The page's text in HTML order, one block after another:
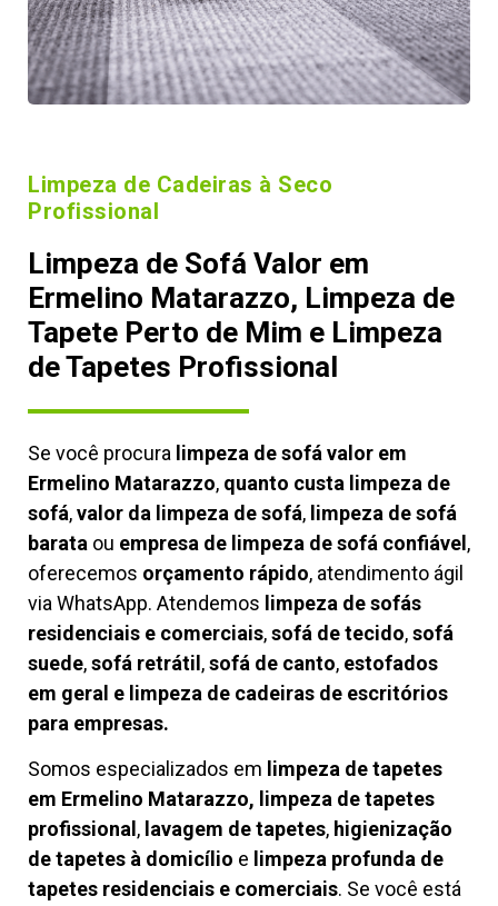
Limpeza de Cadeiras à Seco
Profissional
Limpeza de Sofá Valor em
Ermelino Matarazzo, Limpeza de
Tapete Perto de Mim e Limpeza
de Tapetes Profissional
Se você procura limpeza de sofá valor em
Ermelino Matarazzo, quanto custa limpeza de
sofá,valor da limpeza de sofá, limpeza de sofá
barata ou empresa de limpeza de sofá confiável,
oferecemos orçamento rápido, atendimento ágil
via WhatsApp. Atendemos limpeza desofás
residenciais e comerciais,sofá de tecido,sofá
suede,sofá retrátil,sofá de canto, estofados
em geral e limpeza de cadeiras de escritórios
para empresas.
Somos especializados em limpeza de tapetes
em Ermelino Matarazzo, limpeza de tapetes
profissional , lavagem de tapetes, higienização
de tapetes à domicílio e limpeza profunda de
tapetes residenciais e comerciais. Se você está